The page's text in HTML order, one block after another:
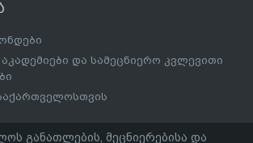
და სამეცნიერო კვლევითი
განათლების, მეცნიერებისა და